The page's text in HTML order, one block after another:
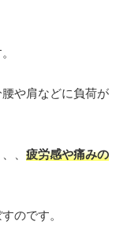
や肩などに負荷が
、 疲労感や痛みの
のです。